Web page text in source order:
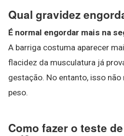
Qual gravidez
É normal engordar mais na
A barriga costuma aparecer
flacidez da musculatura já
gestação. No entanto, isso
peso.
Como fazer o teste